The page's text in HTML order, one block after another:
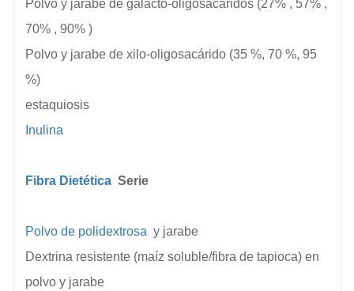
Polvo y jarabe de galacto-oligosacáridos (27% , 57% ,
70% , 90% )
Polvo y jarabe de xilo-oligosacárido (35 %, 70 %, 95
%)
estaquiosis
Inulina
Fibra Dietética Serie
Polvo de polidextrosa y jarabe
Dextrina resistente (maíz soluble/fibra de tapioca) en
polvo y jarabe